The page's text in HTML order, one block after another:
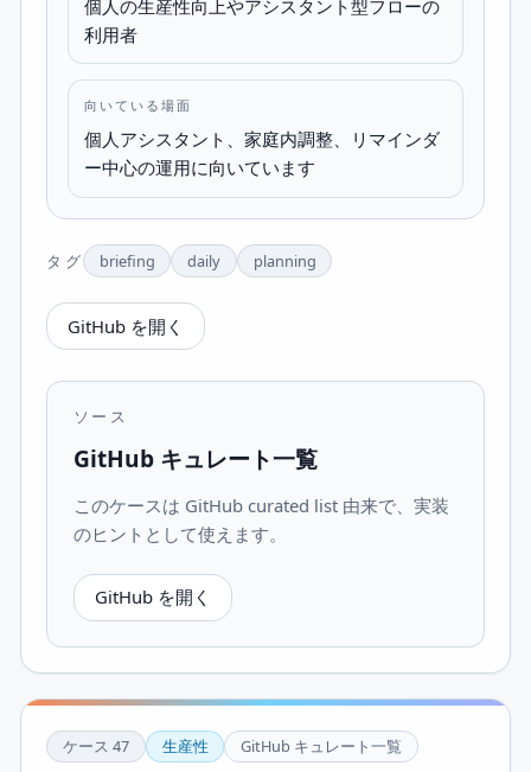
個人の生産性向上やアシスタント型フローの
利用者
向いている場面
個人アシスタント、家庭内調整、リマインダ
ー中心の運用に向いています
タグ briefing daily planning
GitHub を開く
ソース
GitHub キュレート一覧
このケースは GitHub curated list 由来で、実装
のヒントとして使えます。
GitHub を開く
ケース 47 生産性 GitHub キュレート一覧